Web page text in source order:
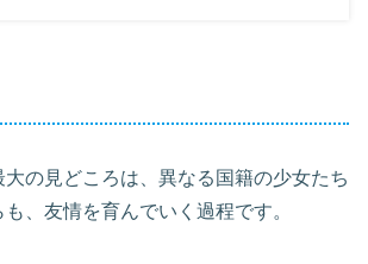
大の見どころは、異なる国籍の少女たち
、友情を育んでいく過程です。